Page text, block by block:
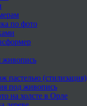
по фото
живопись
пастелью (стилизация)
под живопись
на холсте в Орле